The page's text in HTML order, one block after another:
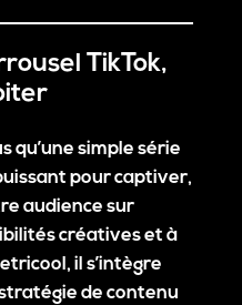
TikTok,
qu’une simple série
pour captiver,
audience sur
créatives et à
il s’intègre
de contenu